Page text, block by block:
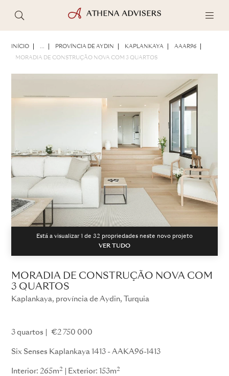
INÍCIO ... PROVÍNCIA DE AYDIN KAPLANKAYA AAAR96
MORADIA DE CONSTRUÇÃO NOVA COM 3 QUARTOS
Está a visualizar 1 de 32 propriedades neste novo projeto
VER TUDO
MORADIA DE CONSTRUÇÃO NOVA COM
3 QUARTOS
Kaplankaya, província de Aydin, Turquia
3 quartos €2 750 000
Six Senses Kaplankaya 1413 - AAKA96-1413
Interior: 265m2 Exterior: 153m2